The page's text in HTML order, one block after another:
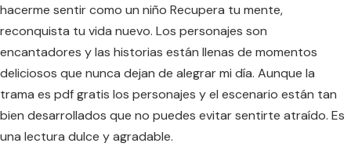
hacerme sentir como un niño Recupera tu mente,
reconquista tu vida nuevo. Los personajes son
encantadores y las historias están llenas de momentos
deliciosos que nunca dejan de alegrar mi día. Aunque la
trama es pdf gratis los personajes y el escenario están tan
bien desarrollados que no puedes evitar sentirte atraído. Es
una lectura dulce y agradable.